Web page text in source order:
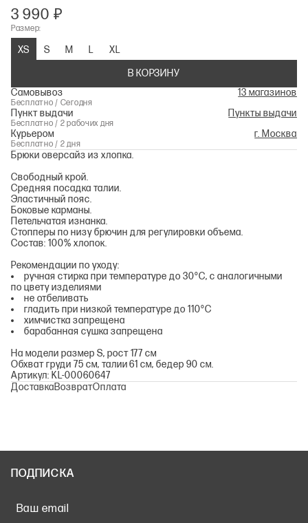
3 990 ₽
Размер:
XS S M L
XL
В КОРЗИНУ
Самовывоз
13 магазинов
Бесплатно / Сегодня
Пункт выдачи Пункты выдачи
Бесплатно / 2 рабочих дня
Курьером г. Москва
Бесплатно / 2 дня
Брюки оверсайз из хлопка.
Свободный крой.
Средняя посадка талии.
Эластичный пояс.
Боковые карманы.
Петельчатая изнанка.
Стопперы по низу брючин для регулировки объема.
Состав: 100% хлопок.
Рекомендации по уходу:
ручная стирка при температуре до 30°С, с аналогичными
по цвету изделиями
не отбеливать
гладить при низкой температуре до 110°С
химчистка запрещена
барабанная сушка запрещена
На модели размер S, рост 177 см
Обхват груди 75 см, талии 61 см, бедер 90 см.
Артикул: KL-00060647
ДоставкаВозвратОплата
ПОДПИСКА
Ваш email